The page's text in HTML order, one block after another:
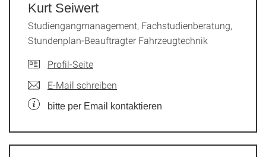
Kurt Seiwert
Studiengangmanagement, Fachstudienberatung,
Stundenplan-Beauftragter Fahrzeugtechnik
Profil-Seite
E-Mail schreiben
bitte per Email kontaktieren